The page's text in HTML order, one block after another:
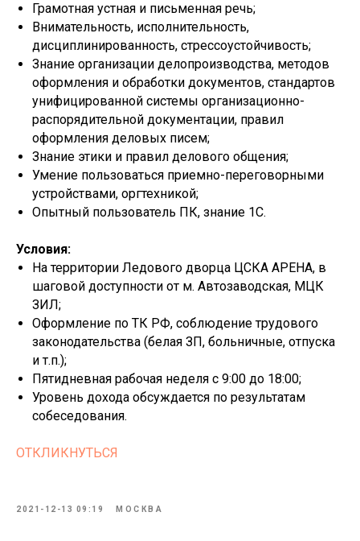
Грамотная устная и письменная речь;
Внимательность, исполнительность,
дисциплинированность, стрессоустойчивость;
Знание организации делопроизводства, методов
оформления и обработки документов, стандартов
унифицированной системы организационно-
распорядительной документации, правил
оформления деловых писем;
Знание этики и правил делового общения;
Умение пользоваться приемно-переговорными
устройствами, оргтехникой;
Опытный пользователь ПК, знание 1С.
Условия:
На территории Ледового дворца ЦСКА АРЕНА, в
шаговой доступности от м. Автозаводская, МЦК
ЗИЛ;
Оформление по ТК РФ, соблюдение трудового
законодательства (белая ЗП, больничные, отпуска
и т.п.);
Пятидневная рабочая неделя с 9:00 до 18:00;
Уровень дохода обсуждается по результатам
собеседования.
ОТКЛИКНУТЬСЯ
2021-12-13 09:19 МОСКВА